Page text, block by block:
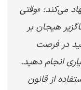
می‌کند: «وقتی
هیجان بر
در فرصت
انجام دهید.
از قانون